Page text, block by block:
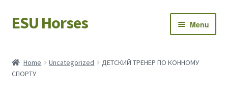
Skip
to
Skip
to
ESU Horses Menu
Latest news
Home Uncategorized
ДЕТСКИЙ ТРЕНЕР ПО КОННОМУ
СПОРТУ